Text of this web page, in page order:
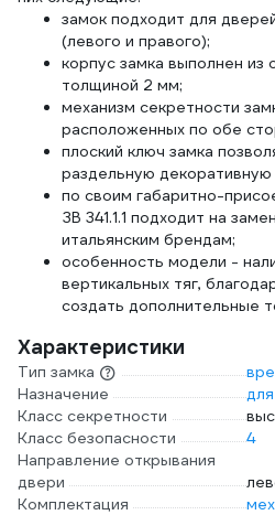
замок подходит для
(левого и правого);
корпус замка выполнен из
толщиной 2 мм;
механизм секретности
расположенных по обе
плоский ключ замка
раздельную
по своим габаритно-
ЗВ 341.1.1 подходит на
итальянским брендам;
особенность модели -
вертикальных тяг,
создать дополнительные
Характеристики
Тип замка
Назначение
Класс секретности
Класс безопасности
4
Направление открывания
двери
Комплектация